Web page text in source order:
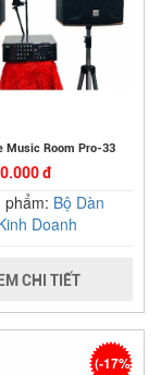
Music Room Pro-33
đ
phẩm: Bộ Dàn
Doanh
CHI TIẾT
(-17%)